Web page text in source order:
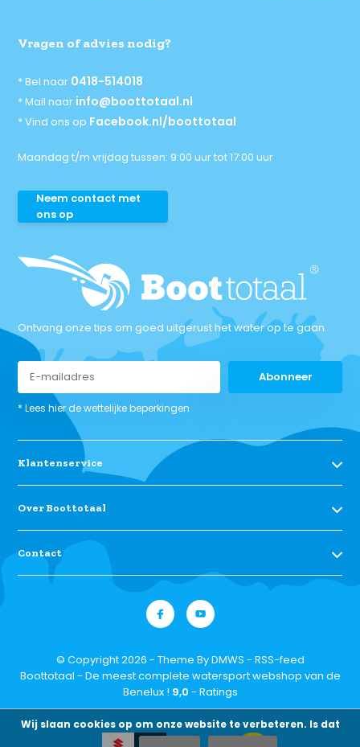
Vragen of advies nodig?
* Bel naar 0418-514018
* Mail naar info@boottotaal.nl
* Vind ons op Facebook.nl/boottotaal
Maandag t/m vrijdag tussen: 9:00 uur tot 17:00 uur
Neem contact met
ons op
Ontvang onze tips om goed uitgerust het water op te gaan.
Abonneer
* Lees hier de wettelijke beperkingen
Klantenservice
Over Boottotaal
Contact
© Copyright 2026 - Theme ByDMWS - RSS-feed
Boottotaal - De meest complete watersport webshop van de
Benelux ! 9,0 - Ratings
Wij slaan cookies op om onze website te verbeteren. Is dat